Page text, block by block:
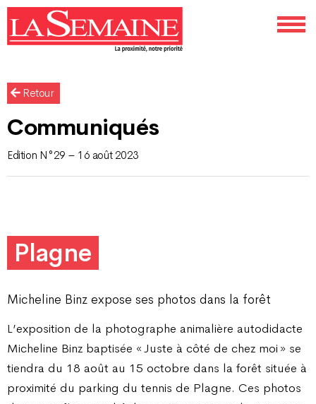
Retour
Communiqués
Edition N°29 – 16 août 2023
Plagne
Micheline Binz expose ses photos dans la forêt
L’exposition de la photographe animalière autodidacte
Micheline Binz baptisée « Juste à côté de chez moi » se
tiendra du 18 août au 15 octobre dans la forêt située à
proximité du parking du tennis de Plagne. Ces photos